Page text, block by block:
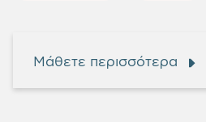
Μάθετε περισσότερα